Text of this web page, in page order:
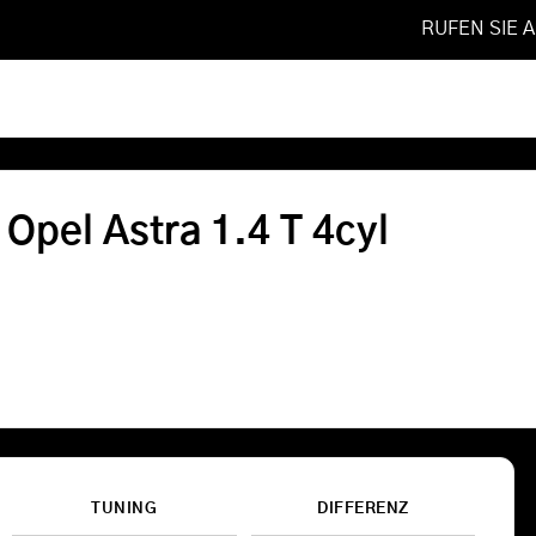
RUFEN
Softwareoptimierung
Shop
Astra 1.4 T 4cyl
TUNING DIFFERENZ